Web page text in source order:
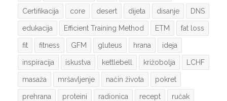
Certifikacija core desert dijeta disanje DNS
edukacija Efficient Training Method ETM fat loss
fit fitness GFM gluteus hrana ideja
inspiracija iskustva kettlebell križobolja LCHF
masaža mršavljenje način života pokret
prehrana proteini radionica recept ručak